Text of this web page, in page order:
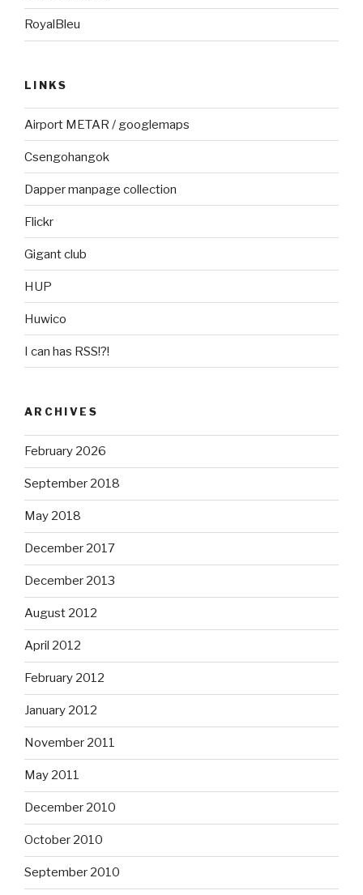
RoyalBleu
LINKS
Airport METAR / googlemaps
Csengohangok
Dapper manpage collection
Flickr
Gigant club
HUP
Huwico
I can has RSS!?!
ARCHIVES
February 2026
September 2018
May 2018
December 2017
December 2013
August 2012
April 2012
February 2012
January 2012
November 2011
May 2011
December 2010
October 2010
September 2010